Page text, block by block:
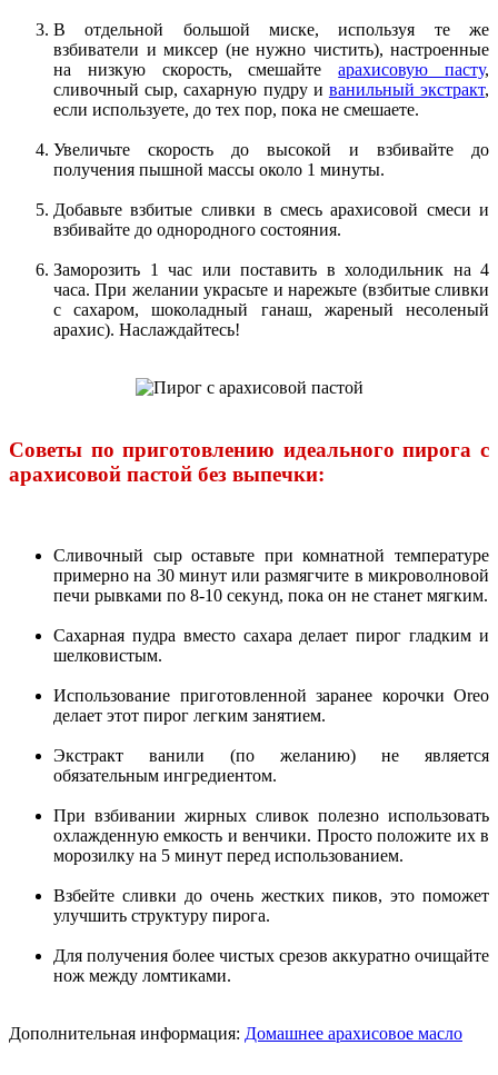
В отдельной большой миске, используя те же
взбиватели и миксер (не нужно чистить), настроенные
на низкую скорость, смешайтеарахисовую пасту,
сливочный сыр, сахарную пудру и ванильный экстракт,
если используете, до тех пор, пока не смешаете.
Увеличьте скорость до высокой и взбивайте до
получения пышной массы около 1 минуты.
Добавьте взбитые сливки в смесь арахисовой смеси и
взбивайте до однородного состояния.
Заморозить 1 час или поставить в холодильник на 4
часа. При желании украсьте и нарежьте (взбитые сливки
с сахаром, шоколадный ганаш, жареный несоленый
арахис). Наслаждайтесь!
Советы по приготовлению идеального пирога с
арахисовой пастой без выпечки:
Сливочный сыр оставьте при комнатной температуре
примерно на 30 минут или размягчите в микроволновой
печи рывками по 8-10 секунд, пока он не станет мягким.
Сахарная пудра вместо сахара делает пирог гладким и
шелковистым.
Использование приготовленной заранее корочки Oreo
делает этот пирог легким занятием.
Экстракт ванили (по желанию) не является
обязательным ингредиентом.
При взбивании жирных сливок полезно использовать
охлажденную емкость и венчики. Просто положите их в
морозилку на 5 минут перед использованием.
Взбейте сливки до очень жестких пиков, это поможет
улучшить структуру пирога.
Для получения более чистых срезов аккуратно очищайте
нож между ломтиками.
Дополнительная информация: Домашнее арахисовое масло